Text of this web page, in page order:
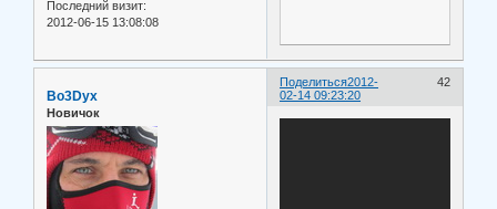
Последний визит:
2012-06-15 13:08:08
Поделиться 42
2012-
02-14 09:23:20
Bo3Dyx
Новичок